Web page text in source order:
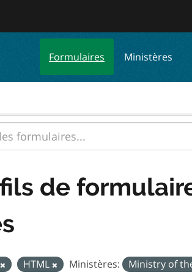
Formulaires Ministères
de
HTML Ministères: Ministry of